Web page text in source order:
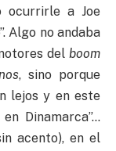
ocurrirle a Joe
Algo no andaba
del boom
, sino porque
lejos y en este
Dinamarca”…
acento), en el